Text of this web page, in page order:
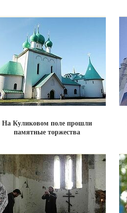
На Куликовом поле прошли
памятные торжества